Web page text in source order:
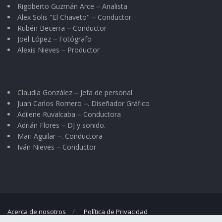
llamaba.
Un mal día, éste asistió a un ejido a inaugurar
un sistema de agua potable. Y el discurso de
el micrófono y empezó a darle vuelta su ronco
pecho:
Tengo 32 años en estos menesteres – dijo el
entonces alcalde -.Aquí dejé mi juventud, mis
Rigoberto Guzmán Arce ⏤ Analista
Alex Solis "El Chaveto" ⏤ Conductor.
Rubén Becerra ⏤ Conductor
Joel López ⏤ Fotógrafo
Alexis Nieves ⏤ Productor
Claudia González ⏤ Jefa de personal
Juan Carlos Romero ⏤. Diseñador Gráfico
Adilene Ruvalcaba ⏤ Conductora
Adrián Flores ⏤ DJ y sonido.
Mari Aguilar ⏤. Conductora
Iván Nieves ⏤ Conductor
Acerca de nosotros Política de Privacidad